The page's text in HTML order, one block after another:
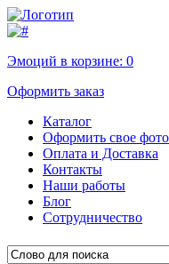
Эмоций в корзине: 0
Оформить заказ
Каталог
Оформить свое фото
Оплата и Доставка
Контакты
Наши работы
Блог
Сотрудничество